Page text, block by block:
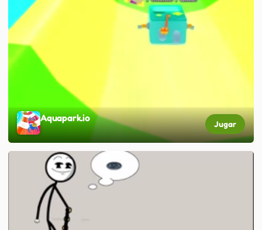
Aquapark.io
Jugar